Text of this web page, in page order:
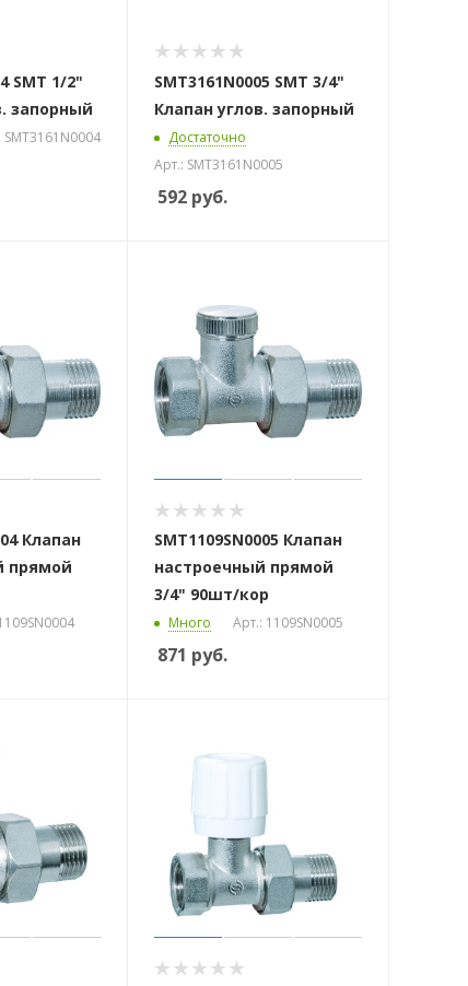
SMT 1/2"
запорный
SMT3161N0004
SMT3161N0005 SMT 3/4"
Клапан углов. запорный
Достаточно
Арт.: SMT3161N0005
592руб.
Клапан
прямой
SMT1109SN0005 Клапан
настроечный прямой
3/4" 90шт/кор
Много Арт.: 1109SN0005
871 руб.